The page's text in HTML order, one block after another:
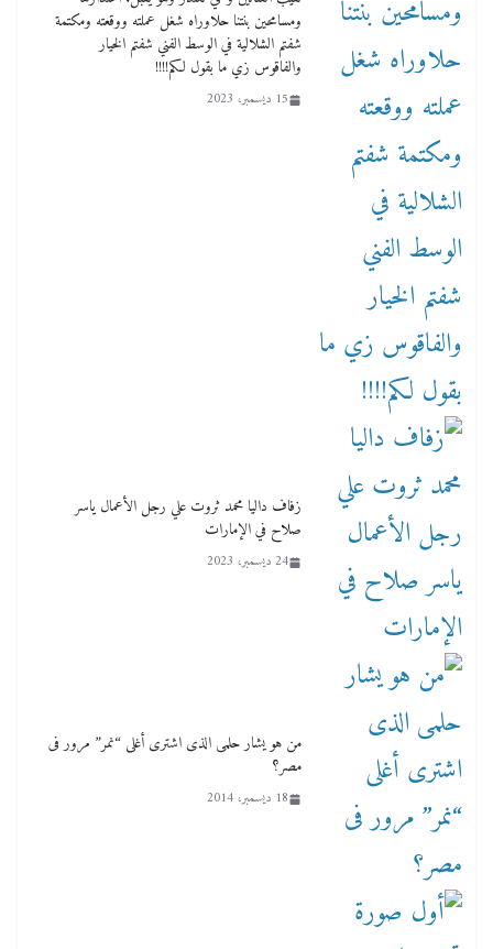
ومسامحين بنتنا حلاوراه شغل عملته ووقعته ومكتمة
شفتم الشلالية في الوسط الفني شفتم الخيار
والفاقوس زي ما بقول لكم!!!!
15 ديسمبر، 2023
زفاف داليا محمد ثروت علي رجل الأعمال ياسر
صلاح في الإمارات
24 ديسمبر، 2023
من هو يشار حلمى الذى اشترى أغلى “نمر” مرور فى
مصر؟
18 ديسمبر، 2014